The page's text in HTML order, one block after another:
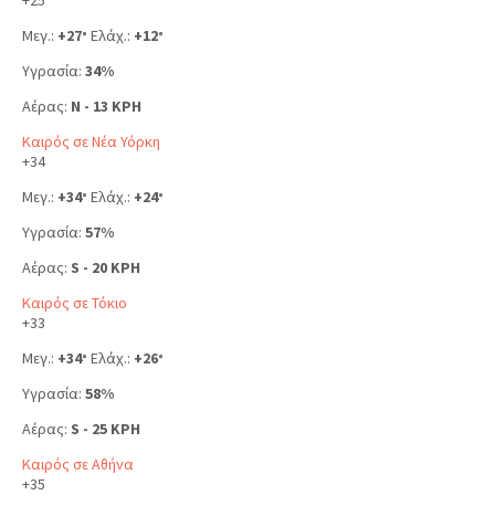
Μεγ.: +27° Ελάχ.: +12°
Υγρασία: 34%
Αέρας: N - 13 KPH
Καιρός σε Νέα Υόρκη
+34
Μεγ.: +34° Ελάχ.: +24°
Υγρασία: 57%
Αέρας: S - 20 KPH
Καιρός σε Τόκιο
+33
Μεγ.: +34° Ελάχ.: +26°
Υγρασία: 58%
Αέρας: S - 25 KPH
Καιρός σε Αθήνα
+35